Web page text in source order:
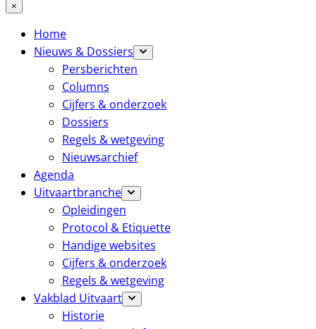
×
Home
Nieuws & Dossiers
Persberichten
Columns
Cijfers & onderzoek
Dossiers
Regels & wetgeving
Nieuwsarchief
Agenda
Uitvaartbranche
Opleidingen
Protocol & Etiquette
Handige websites
Cijfers & onderzoek
Regels & wetgeving
Vakblad Uitvaart
Historie